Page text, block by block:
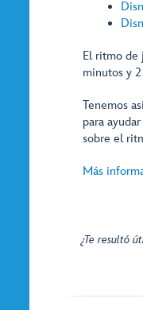
El ritmo de
minutos y
Tenemos
para
sobre el
Más
¿Te resultó